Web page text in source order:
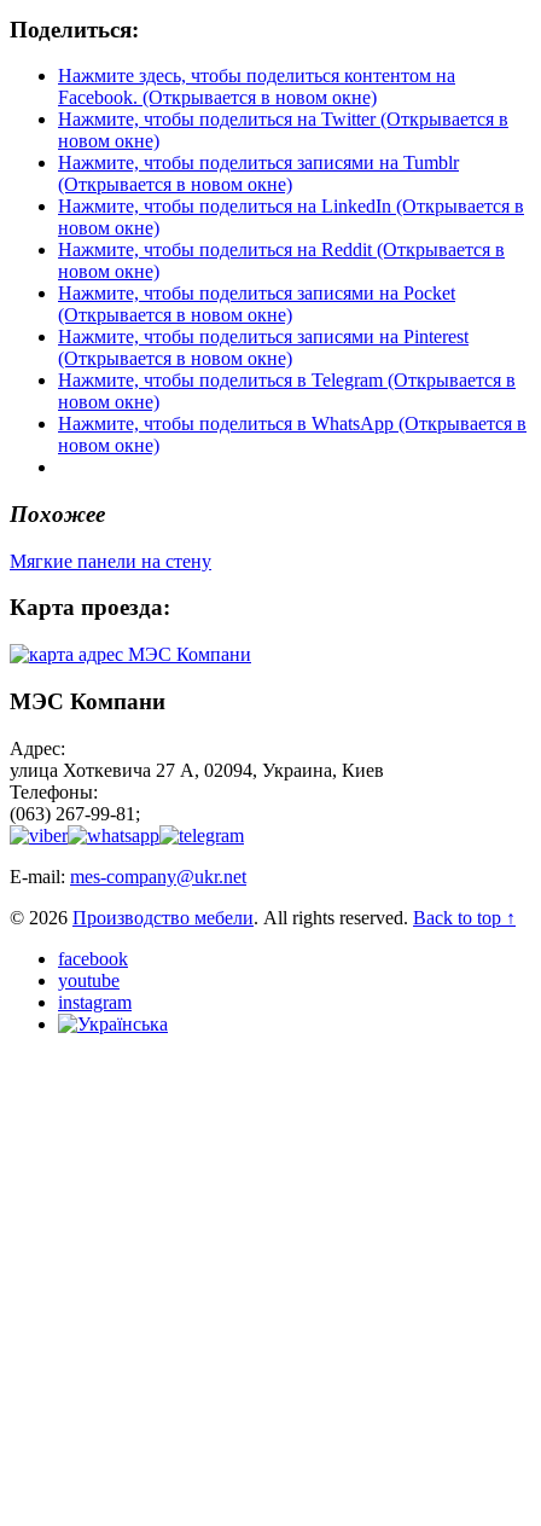
Поделиться:
Нажмите здесь, чтобы поделиться контентом на
Facebook. (Открывается в новом окне)
Нажмите, чтобы поделиться на Twitter (Открывается в
новом окне)
Нажмите, чтобы поделиться записями на Tumblr
(Открывается в новом окне)
Нажмите, чтобы поделиться на LinkedIn (Открывается в
новом окне)
Нажмите, чтобы поделиться на Reddit (Открывается в
новом окне)
Нажмите, чтобы поделиться записями на Pocket
(Открывается в новом окне)
Нажмите, чтобы поделиться записями на Pinterest
(Открывается в новом окне)
Нажмите, чтобы поделиться в Telegram (Открывается в
новом окне)
Нажмите, чтобы поделиться в WhatsApp (Открывается в
новом окне)
Похожее
Мягкие панели на стену
Карта проезда:
МЭС Компани
Адрес:
улица Хоткевича 27 А, 02094, Украина, Киев
Телефоны:
(063) 267-99-81;
E-mail: mes-company@ukr.net
© 2026 Производство мебели. All rights reserved. Back to top ↑
facebook
youtube
instagram